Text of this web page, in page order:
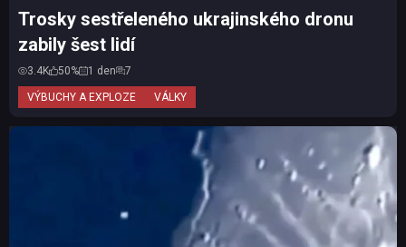
VÝBUCHY A EXPLOZE VÁLKY
Trosky sestřeleného ukrajinského dronu
zabily šest lidí
3.4K 50% 1 den 7